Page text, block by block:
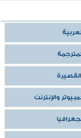
والإنترنت